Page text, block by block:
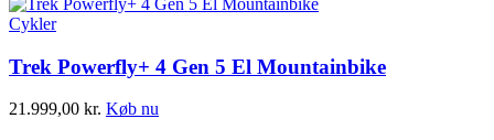
Cykler
Trek Powerfly+ 4 Gen 5 El Mountainbike
21.999,00 kr. Køb nu